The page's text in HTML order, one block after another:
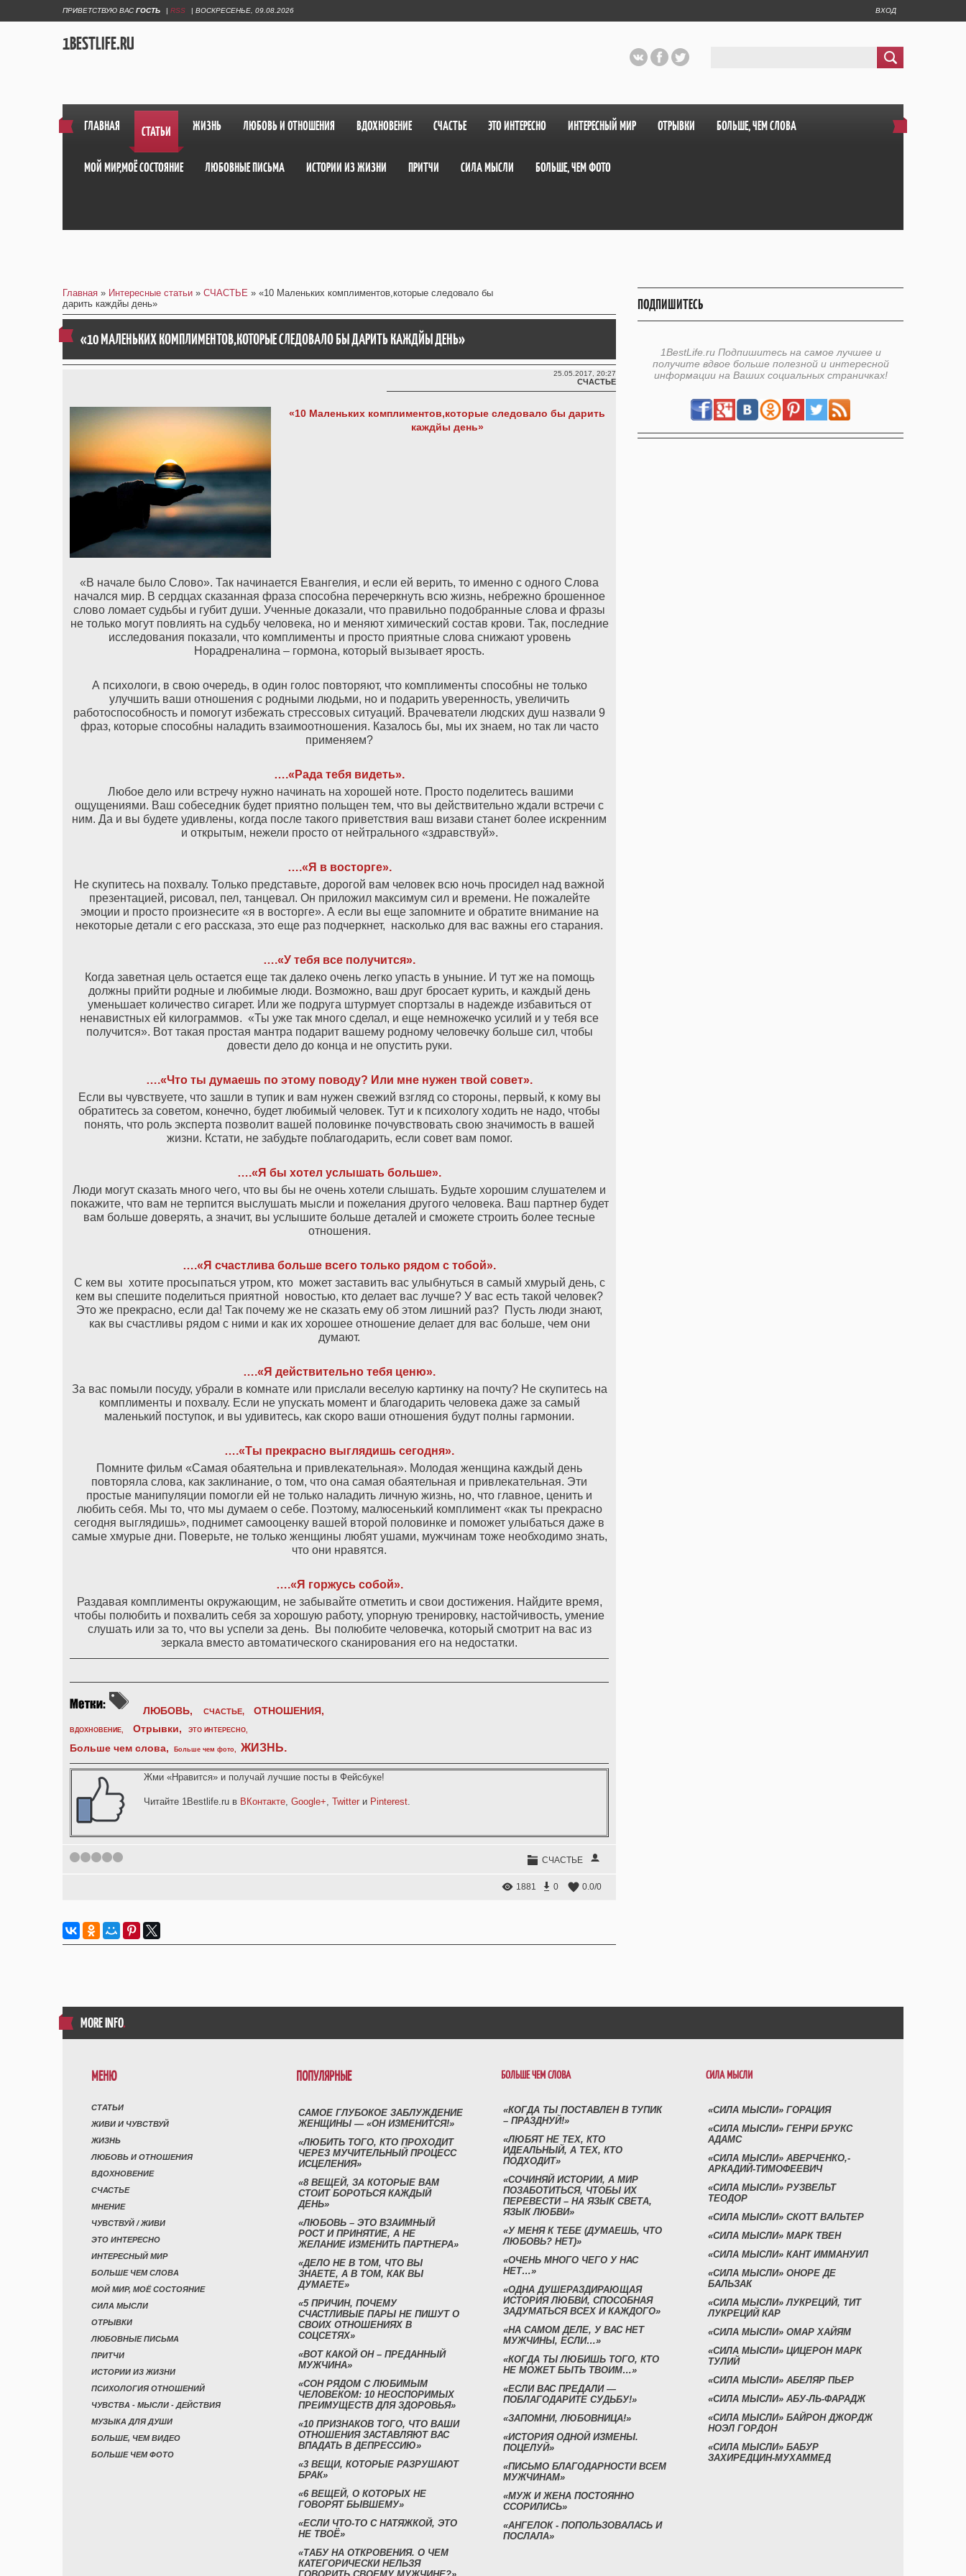
ПРИВЕТСТВУЮ ВАС ГОСТЬ | RSS | ВОСКРЕСЕНЬЕ, 09.08.2026 ВХОД
1BESTLIFE.RU
ГЛАВНАЯ СТАТЬИ ЖИЗНЬ ЛЮБОВЬ И ОТНОШЕНИЯ ВДОХНОВЕНИЕ СЧАСТЬЕ ЭТО ИНТЕРЕСНО ИНТЕРЕСНЫЙ МИР ОТРЫВКИ БОЛЬШЕ, ЧЕМ СЛОВА
МОЙ МИР,МОЁ СОСТОЯНИЕ ЛЮБОВНЫЕ ПИСЬМА ИСТОРИИ ИЗ ЖИЗНИ ПРИТЧИ СИЛА МЫСЛИ БОЛЬШЕ, ЧЕМ ФОТО
Главная » Интересные статьи » СЧАСТЬЕ » «10 Маленьких комплиментов,которые следовало бы
дарить каждйы день»
«10 МАЛЕНЬКИХ КОМПЛИМЕНТОВ,КОТОРЫЕ СЛЕДОВАЛО БЫ ДАРИТЬ КАЖДЙЫ ДЕНЬ»
25.05.2017, 20:27
СЧАСТЬЕ
«10 Маленьких комплиментов,которые следовало бы дарить
каждйы день»
«В начале было Слово». Так начинается Евангелия, и если ей верить, то именно с одного Слова
начался мир. В сердцах сказанная фраза способна перечеркнуть всю жизнь, небрежно брошенное
слово ломает судьбы и губит души. Ученные доказали, что правильно подобранные слова и фразы
не только могут повлиять на судьбу человека, но и меняют химический состав крови. Так, последние
исследования показали, что комплименты и просто приятные слова снижают уровень
Норадреналина – гормона, который вызывает ярость.
А психологи, в свою очередь, в один голос повторяют, что комплименты способны не только
улучшить ваши отношения с родными людьми, но и подарить уверенность, увеличить
работоспособность и помогут избежать стрессовых ситуаций. Врачеватели людских душ назвали 9
фраз, которые способны наладить взаимоотношения. Казалось бы, мы их знаем, но так ли часто
применяем?
….«Рада тебя видеть».
Любое дело или встречу нужно начинать на хорошей ноте. Просто поделитесь вашими
ощущениями. Ваш собеседник будет приятно польщен тем, что вы действительно ждали встречи с
ним. Да и вы будете удивлены, когда после такого приветствия ваш визави станет более искренним
и открытым, нежели просто от нейтрального «здравствуй».
….«Я в восторге».
Не скупитесь на похвалу. Только представьте, дорогой вам человек всю ночь просидел над важной
презентацией, рисовал, пел, танцевал. Он приложил максимум сил и времени. Не пожалейте
эмоции и просто произнесите «я в восторге». А если вы еще запомните и обратите внимание на
некоторые детали с его рассказа, это еще раз подчеркнет, насколько для вас важны его старания.
….«У тебя все получится».
Когда заветная цель остается еще так далеко очень легко упасть в уныние. И тут же на помощь
должны прийти родные и любимые люди. Возможно, ваш друг бросает курить, и каждый день
уменьшает количество сигарет. Или же подруга штурмует спортзалы в надежде избавиться от
ненавистных ей килограммов. «Ты уже так много сделал, и еще немножечко усилий и у тебя все
получится». Вот такая простая мантра подарит вашему родному человечку больше сил, чтобы
довести дело до конца и не опустить руки.
….«Что ты думаешь по этому поводу? Или мне нужен твой совет».
Если вы чувствуете, что зашли в тупик и вам нужен свежий взгляд со стороны, первый, к кому вы
обратитесь за советом, конечно, будет любимый человек. Тут и к психологу ходить не надо, чтобы
понять, что роль эксперта позволит вашей половинке почувствовать свою значимость в вашей
жизни. Кстати, не забудьте поблагодарить, если совет вам помог.
….«Я бы хотел услышать больше».
Люди могут сказать много чего, что вы бы не очень хотели слышать. Будьте хорошим слушателем и
покажите, что вам не терпится выслушать мысли и пожелания другого человека. Ваш партнер будет
вам больше доверять, а значит, вы услышите больше деталей и сможете строить более тесные
отношения.
….«Я счастлива больше всего только рядом с тобой».
С кем вы хотите просыпаться утром, кто может заставить вас улыбнуться в самый хмурый день, с
кем вы спешите поделиться приятной новостью, кто делает вас лучше? У вас есть такой человек?
Это же прекрасно, если да! Так почему же не сказать ему об этом лишний раз? Пусть люди знают,
как вы счастливы рядом с ними и как их хорошее отношение делает для вас больше, чем они
думают.
….«Я действительно тебя ценю».
За вас помыли посуду, убрали в комнате или прислали веселую картинку на почту? Не скупитесь на
комплименты и похвалу. Если не упускать момент и благодарить человека даже за самый
маленький поступок, и вы удивитесь, как скоро ваши отношения будут полны гармонии.
….«Ты прекрасно выглядишь сегодня».
Помните фильм «Самая обаятельна и привлекательная». Молодая женщина каждый день
повторяла слова, как заклинание, о том, что она самая обаятельная и привлекательная. Эти
простые манипуляции помогли ей не только наладить личную жизнь, но, что главное, ценить и
любить себя. Мы то, что мы думаем о себе. Поэтому, малюсенький комплимент «как ты прекрасно
сегодня выглядишь», поднимет самооценку вашей второй половинке и поможет улыбаться даже в
самые хмурые дни. Поверьте, не только женщины любят ушами, мужчинам тоже необходимо знать,
что они нравятся.
….«Я горжусь собой».
Раздавая комплименты окружающим, не забывайте отметить и свои достижения. Найдите время,
чтобы полюбить и похвалить себя за хорошую работу, упорную тренировку, настойчивость, умение
слушать или за то, что вы успели за день. Вы полюбите человечка, который смотрит на вас из
зеркала вместо автоматического сканирования его на недостатки.
ЛЮБОВЬ, СЧАСТЬЕ, ОТНОШЕНИЯ,
ВДОХНОВЕНИЕ, Отрывки, ЭТО ИНТЕРЕСНО,
Больше чем слова, Больше чем фото, ЖИЗНЬ.
Жми «Нравится» и получай лучшие посты в Фейсбуке!
Читайте 1Bestlife.ru в ВКонтакте, Google+, Twitter и Pinterest.
1 2 3 4 СЧАСТЬЕ
1881 0 0.0/0
ПОДПИШИТЕСЬ
1BestLife.ru Подпишитесь на самое лучшее и
получите вдвое больше полезной и интересной
информации на Ваших социальных страничках!
MORE INFO.
МЕНЮ
СТАТЬИ
ЖИВИ И ЧУВСТВУЙ
ЖИЗНЬ
ЛЮБОВЬ И ОТНОШЕНИЯ
ВДОХНОВЕНИЕ
СЧАСТЬЕ
МНЕНИЕ
ЧУВСТВУЙ / ЖИВИ
ЭТО ИНТЕРЕСНО
ИНТЕРЕСНЫЙ МИР
БОЛЬШЕ ЧЕМ СЛОВА
МОЙ МИР, МОЁ СОСТОЯНИЕ
СИЛА МЫСЛИ
ОТРЫВКИ
ЛЮБОВНЫЕ ПИСЬМА
ПРИТЧИ
ИСТОРИИ ИЗ ЖИЗНИ
ПСИХОЛОГИЯ ОТНОШЕНИЙ
ЧУВСТВА - МЫСЛИ - ДЕЙСТВИЯ
МУЗЫКА ДЛЯ ДУШИ
БОЛЬШЕ, ЧЕМ ВИДЕО
БОЛЬШЕ ЧЕМ ФОТО
ПОПУЛЯРНЫЕ
САМОЕ ГЛУБОКОЕ ЗАБЛУЖДЕНИЕ
ЖЕНЩИНЫ — «ОН ИЗМЕНИТСЯ!»
«ЛЮБИТЬ ТОГО, КТО ПРОХОДИТ
ЧЕРЕЗ МУЧИТЕЛЬНЫЙ ПРОЦЕСС
ИСЦЕЛЕНИЯ»
«8 ВЕЩЕЙ, ЗА КОТОРЫЕ ВАМ
СТОИТ БОРОТЬСЯ КАЖДЫЙ
ДЕНЬ»
«ЛЮБОВЬ – ЭТО ВЗАИМНЫЙ
РОСТ И ПРИНЯТИЕ, А НЕ
ЖЕЛАНИЕ ИЗМЕНИТЬ ПАРТНЕРА»
«ДЕЛО НЕ В ТОМ, ЧТО ВЫ
ЗНАЕТЕ, А В ТОМ, КАК ВЫ
ДУМАЕТЕ»
«5 ПРИЧИН, ПОЧЕМУ
СЧАСТЛИВЫЕ ПАРЫ НЕ ПИШУТ О
СВОИХ ОТНОШЕНИЯХ В
СОЦСЕТЯХ»
«ВОТ КАКОЙ ОН – ПРЕДАННЫЙ
МУЖЧИНА»
«СОН РЯДОМ С ЛЮБИМЫМ
ЧЕЛОВЕКОМ: 10 НЕОСПОРИМЫХ
ПРЕИМУЩЕСТВ ДЛЯ ЗДОРОВЬЯ»
«10 ПРИЗНАКОВ ТОГО, ЧТО ВАШИ
ОТНОШЕНИЯ ЗАСТАВЛЯЮТ ВАС
ВПАДАТЬ В ДЕПРЕССИЮ»
«3 ВЕЩИ, КОТОРЫЕ РАЗРУШАЮТ
БРАК»
«6 ВЕЩЕЙ, О КОТОРЫХ НЕ
ГОВОРЯТ БЫВШЕМУ»
«ЕСЛИ ЧТО-ТО С НАТЯЖКОЙ, ЭТО
НЕ ТВОЁ»
«ТАБУ НА ОТКРОВЕНИЯ. О ЧЕМ
КАТЕГОРИЧЕСКИ НЕЛЬЗЯ
БОЛЬШЕ ЧЕМ СЛОВА
«КОГДА ТЫ ПОСТАВЛЕН В ТУПИК
– ПРАЗДНУЙ!»
«ЛЮБЯТ НЕ ТЕХ, КТО
ИДЕАЛЬНЫЙ, А ТЕХ, КТО
ПОДХОДИТ»
«СОЧИНЯЙ ИСТОРИИ, А МИР
ПОЗАБОТИТЬСЯ, ЧТОБЫ ИХ
ПЕРЕВЕСТИ – НА ЯЗЫК СВЕТА,
ЯЗЫК ЛЮБВИ»
«У МЕНЯ К ТЕБЕ (ДУМАЕШЬ, ЧТО
ЛЮБОВЬ? НЕТ)»
«ОЧЕНЬ МНОГО ЧЕГО У НАС
НЕТ…»
«ОДНА ДУШЕРАЗДИРАЮЩАЯ
ИСТОРИЯ ЛЮБВИ, СПОСОБНАЯ
ЗАДУМАТЬСЯ ВСЕХ И КАЖДОГО»
«НА САМОМ ДЕЛЕ, У ВАС НЕТ
МУЖЧИНЫ, ЕСЛИ…»
«КОГДА ТЫ ЛЮБИШЬ ТОГО, КТО
НЕ МОЖЕТ БЫТЬ ТВОИМ…»
«ЕСЛИ ВАС ПРЕДАЛИ —
ПОБЛАГОДАРИТЕ СУДЬБУ!»
«ЗАПОМНИ, ЛЮБОВНИЦА!»
«ИСТОРИЯ ОДНОЙ ИЗМЕНЫ.
ПОЦЕЛУЙ»
«ПИСЬМО БЛАГОДАРНОСТИ ВСЕМ
МУЖЧИНАМ»
«МУЖ И ЖЕНА ПОСТОЯННО
ССОРИЛИСЬ»
«АНГЕЛОК - ПОПОЛЬЗОВАЛАСЬ И
ПОСЛАЛА»
СИЛА МЫСЛИ
«СИЛА МЫСЛИ» ГОРАЦИЯ
«СИЛА МЫСЛИ» ГЕНРИ БРУКС
АДАМС
«СИЛА МЫСЛИ» АВЕРЧЕНКО,-
АРКАДИЙ-ТИМОФЕЕВИЧ
«СИЛА МЫСЛИ» РУЗВЕЛЬТ
ТЕОДОР
«СИЛА МЫСЛИ» СКОТТ ВАЛЬТЕР
«СИЛА МЫСЛИ» МАРК ТВЕН
«СИЛА МЫСЛИ» КАНТ ИММАНУИЛ
«СИЛА МЫСЛИ» ОНОРЕ ДЕ
БАЛЬЗАК
«СИЛА МЫСЛИ» ЛУКРЕЦИЙ, ТИТ
ЛУКРЕЦИЙ КАР
«СИЛА МЫСЛИ» ОМАР ХАЙЯМ
«СИЛА МЫСЛИ» ЦИЦЕРОН МАРК
ТУЛИЙ
«СИЛА МЫСЛИ» АБЕЛЯР ПЬЕР
«СИЛА МЫСЛИ» АБУ-ЛЬ-ФАРАДЖ
«СИЛА МЫСЛИ» БАЙРОН ДЖОРДЖ
НОЭЛ ГОРДОН
«СИЛА МЫСЛИ» БАБУР
ЗАХИРЕДЦИН-МУХАММЕД